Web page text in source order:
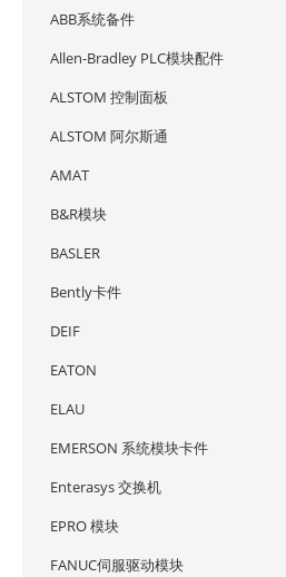
ABB系统备件
Allen-Bradley PLC模块配件
ALSTOM 控制面板
ALSTOM 阿尔斯通
AMAT
B&R模块
BASLER
Bently卡件
DEIF
EATON
ELAU
EMERSON 系统模块卡件
Enterasys 交换机
EPRO 模块
FANUC伺服驱动模块